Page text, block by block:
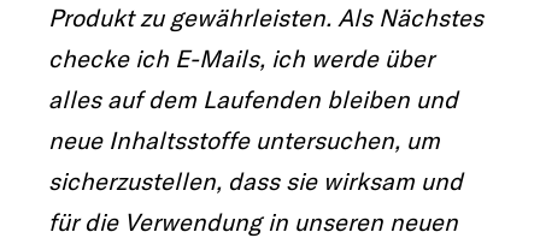
Produkt zu gewährleisten. Als Nächstes
checke ich E-Mails, ich werde über
alles auf dem Laufenden bleiben und
neue Inhaltsstoffe untersuchen, um
sicherzustellen, dass sie wirksam und
für die Verwendung in unseren neuen